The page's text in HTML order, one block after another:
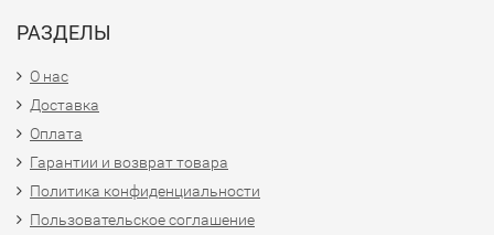
РАЗДЕЛЫ
О нас
Доставка
Оплата
Гарантии и возврат товара
Политика конфиденциальности
Пользовательское соглашение